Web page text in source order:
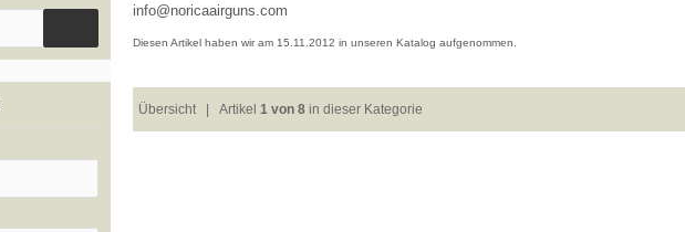
info@noricaairguns.com
Diesen Artikel haben wir am 15.11.2012 in unseren Katalog aufgenommen.
Übersicht| Artikel 1 von 8 in dieser Kategorie